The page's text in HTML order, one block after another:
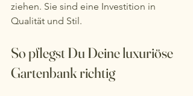
ziehen. Sie sind eine Investition in
Qualität und Stil.
So pflegst Du Deine luxuriöse
Gartenbank richtig